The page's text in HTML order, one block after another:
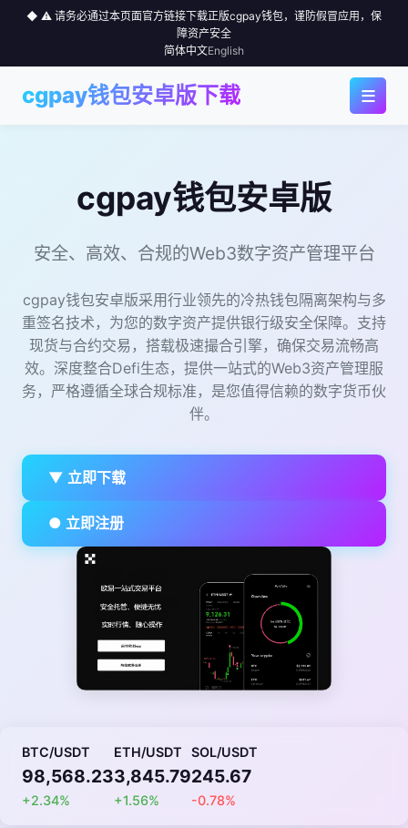
◆ ⚠️ 请务必通过本页面官方链接下载正版cgpay钱包，谨防假冒应用，保
障资产安全
简体中文English
cgpay钱包安卓版下载 ≡
◆ 首页
◆ 为何选择
◆ 行情中心
◆ 使用指南
◆ 社区
cgpay钱包安卓版
安全、高效、合规的Web3数字资产管理平台
cgpay钱包安卓版采用行业领先的冷热钱包隔离架构与多
重签名技术，为您的数字资产提供银行级安全保障。支持
现货与合约交易，搭载极速撮合引擎，确保交易流畅高
效。深度整合Defi生态，提供一站式的Web3资产管理服
务，严格遵循全球合规标准，是您值得信赖的数字货币伙
伴。
▼ 立即下载
● 立即注册
BTC/USDT
98,568.23
+2.34%
ETH/USDT
3,845.79
+1.56%
SOL/USDT
245.67
-0.78%